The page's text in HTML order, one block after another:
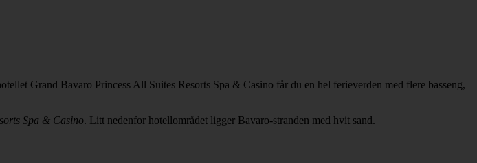
Grand Bavaro Princess All Suites Resorts Spa & Casino får du en hel ferieverden med flere basseng,
Spa & Casino. Litt nedenfor hotellområdet ligger Bavaro-stranden med hvit sand.